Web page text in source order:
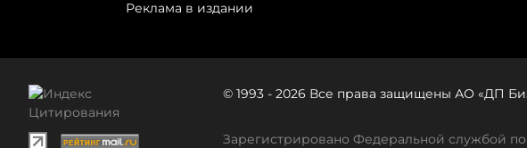
Реклама в издании
© 1993 - 2026 Все права защищены АО «ДП
Зарегистрировано Федеральной службой